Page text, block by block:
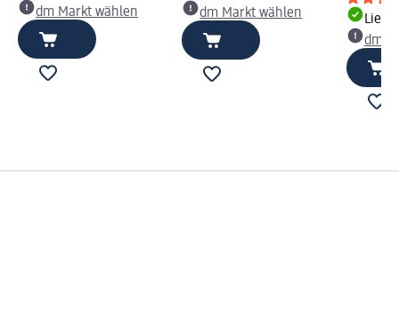
dm Markt wählen
dm Markt wählen
dm